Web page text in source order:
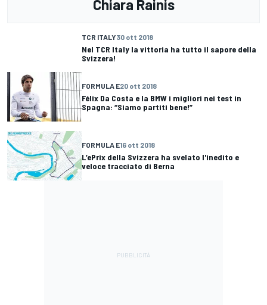
Chiara Rainis
TCR ITALY30 ott 2018
Nel TCR Italy la vittoria ha tutto il sapore della
Svizzera!
FORMULA E20 ott 2018
Félix Da Costa e la BMW i migliori nei test in
Spagna: “Siamo partiti bene!”
FORMULA E16 ott 2018
L’ePrix della Svizzera ha svelato l'inedito e
veloce tracciato di Berna